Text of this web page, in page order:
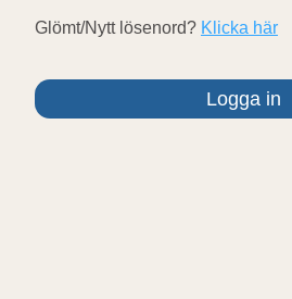
Glömt/Nytt lösenord? Klicka här